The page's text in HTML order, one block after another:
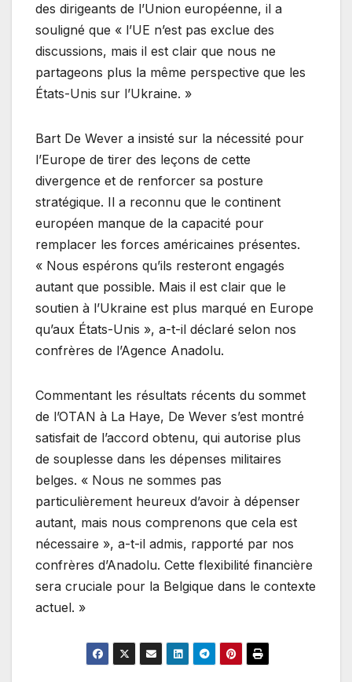
des dirigeants de l’Union européenne, il a
souligné que « l’UE n’est pas exclue des
discussions, mais il est clair que nous ne
partageons plus la même perspective que les
États-Unis sur l’Ukraine. »
Bart De Wever a insisté sur la nécessité pour
l’Europe de tirer des leçons de cette
divergence et de renforcer sa posture
stratégique. Il a reconnu que le continent
européen manque de la capacité pour
remplacer les forces américaines présentes.
« Nous espérons qu’ils resteront engagés
autant que possible. Mais il est clair que le
soutien à l’Ukraine est plus marqué en Europe
qu’aux États-Unis », a-t-il déclaré selon nos
confrères de l’Agence Anadolu.
Commentant les résultats récents du sommet
de l’OTAN à La Haye, De Wever s’est montré
satisfait de l’accord obtenu, qui autorise plus
de souplesse dans les dépenses militaires
belges. « Nous ne sommes pas
particulièrement heureux d’avoir à dépenser
autant, mais nous comprenons que cela est
nécessaire », a-t-il admis, rapporté par nos
confrères d’Anadolu. Cette flexibilité financière
sera cruciale pour la Belgique dans le contexte
actuel. »